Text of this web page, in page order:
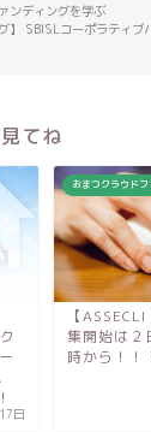
ンディングを学ぶ
】 SBISLコーポラティ
てね
日
おまつクラウド
【
集開始は２
時から！！